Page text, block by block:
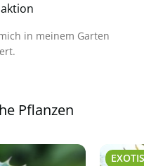
in meinem Garten
Pflanzen